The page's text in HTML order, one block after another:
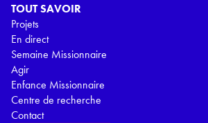
TOUT SAVOIR
Projets
En direct
Semaine Missionnaire
Agir
Enfance Missionnaire
Centre de recherche
Contact